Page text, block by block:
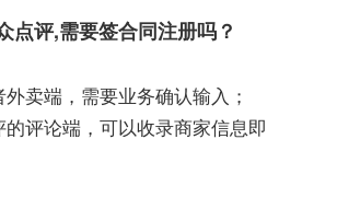
点评,需要签合同注册吗？
卖端，需要业务确认输入；
评论端，可以收录商家信息即